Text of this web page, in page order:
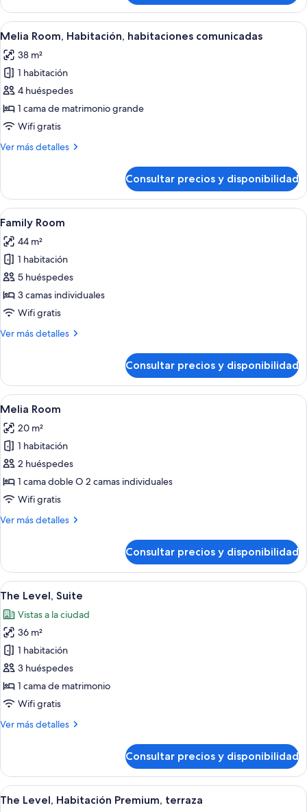
Room
(2+1)
Abrir
todas
las
fotos
de
Melia
Room,
habitaciones
Una habitación de hotel moderna
10
Melia Room, Habitación, habitaciones comunicadas
38 m²
1 habitación
4 huéspedes
1 cama de matrimonio grande
Wifi gratis
Ver más detalles
Más
Room,
Habitación,
habitaciones
comunicadas
Consultar precios y disponibilidad
Abrir
todas
las
fotos
de
Family
Room
Una habitación de hotel moderna
5
Family Room
44 m²
1 habitación
5 huéspedes
3 camas individuales
Wifi gratis
Ver más detalles
Más
Room
Consultar precios y disponibilidad
Abrir
todas
las
fotos
de
Melia
Room
Una habitación de hotel moderna
6
Melia Room
20 m²
1 habitación
2 huéspedes
1 cama doble O 2 camas individuales
Wifi gratis
Ver más detalles
Más
Room
Consultar precios y disponibilidad
Abrir
todas
las
fotos
de
The
Level,
Suite
Una habitación de hotel con dos
7
The Level, Suite
Vistas a la ciudad
36 m²
1 habitación
3 huéspedes
1 cama de matrimonio
Wifi gratis
Ver más detalles
Más
Level,
Suite
Consultar precios y disponibilidad
Abrir
todas
Habitación de hotel con dos camas,
5
The Level, Habitación Premium, terraza